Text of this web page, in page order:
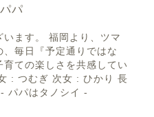
パ
います。 福岡より、ツマ
毎日『予定通りではな
ての楽しさを共感してい
: つむぎ 次女 : ひかり 長
パパはタノシイ -